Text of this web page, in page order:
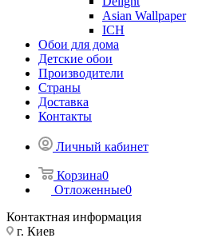
Asian Wallpaper
ICH
Обои для дома
Детские обои
Производители
Страны
Доставка
Контакты
Личный кабинет
Корзина0
Отложенные0
Контактная информация
г. Киев